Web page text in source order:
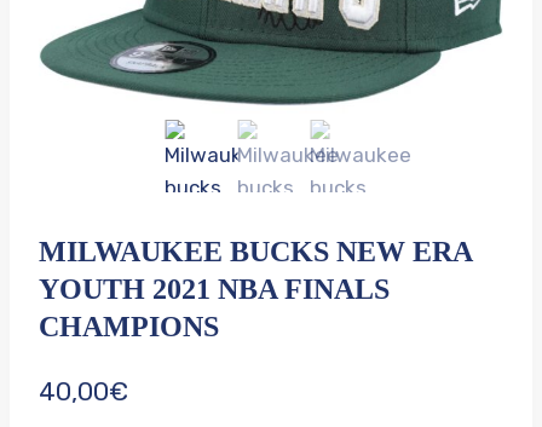
MILWAUKEE BUCKS NEW ERA
YOUTH 2021 NBA FINALS
CHAMPIONS
40,00€